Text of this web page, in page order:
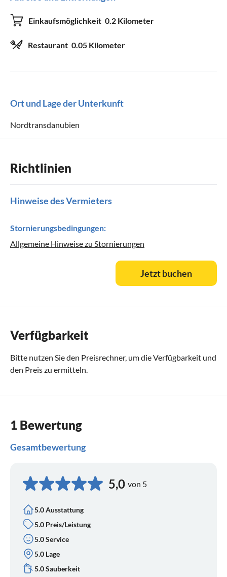
Fernseher
Satelliten-/Kabel-TV
WLAN
Kinder willkommen
Einkaufsmöglichkeit 0.2 Kilometer
Restaurant 0.05 Kilometer
Ort und Lage der Unterkunft
Nordtransdanubien
Richtlinien
Hinweise des Vermieters
Stornierungsbedingungen:
Allgemeine Hinweise zu Stornierungen
Jetzt buchen
Verfügbarkeit
Bitte nutzen Sie den Preisrechner, um die Verfügbarkeit und
den Preis zu ermitteln.
1 Bewertung
Gesamtbewertung
5,0 von 5
5.0 Ausstattung
5.0 Preis/Leistung
5.0 Service
5.0 Lage
5.0 Sauberkeit